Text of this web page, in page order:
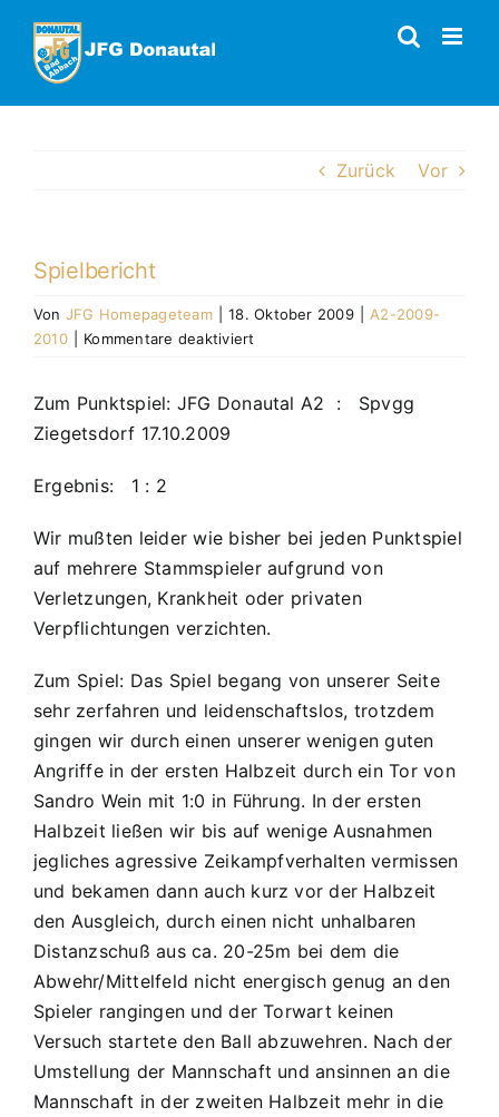
Inhalt
springen
Zurück Vor
Spielbericht
Von JFG Homepageteam 18. Oktober 2009
A2-2009-
2010
Kommentare deaktiviert
Zum Punktspiel: JFG Donautal A2 : Spvgg
Ziegetsdorf 17.10.2009
Ergebnis: 1 : 2
Wir mußten leider wie bisher bei jeden Punktspiel
auf mehrere Stammspieler aufgrund von
Verletzungen, Krankheit oder privaten
Verpflichtungen verzichten.
Zum Spiel: Das Spiel begang von unserer Seite
sehr zerfahren und leidenschaftslos, trotzdem
gingen wir durch einen unserer wenigen guten
Angriffe in der ersten Halbzeit durch ein Tor von
Sandro Wein mit 1:0 in Führung. In der ersten
Halbzeit ließen wir bis auf wenige Ausnahmen
jegliches agressive Zeikampfverhalten vermissen
und bekamen dann auch kurz vor der Halbzeit
den Ausgleich, durch einen nicht unhalbaren
Distanzschuß aus ca. 20-25m bei dem die
Abwehr/Mittelfeld nicht energisch genug an den
Spieler rangingen und der Torwart keinen
Versuch startete den Ball abzuwehren. Nach der
Umstellung der Mannschaft und ansinnen an die
Mannschaft in der zweiten Halbzeit mehr in die